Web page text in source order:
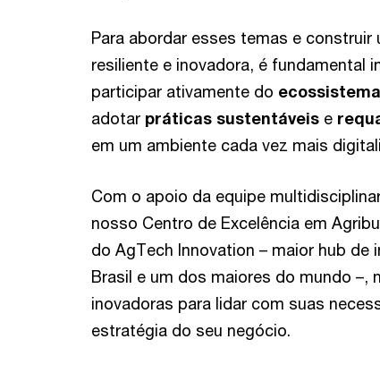
Para abordar esses temas e
resiliente e inovadora, é fundamental
participar ativamente do
adotar práticas sustentáveis e
em um ambiente cada vez mais
Com o apoio da equipe
nosso Centro de Excelência em
do AgTech Innovation – maior hub
Brasil e um dos maiores do mundo
inovadoras para lidar com suas
estratégia do seu negócio.